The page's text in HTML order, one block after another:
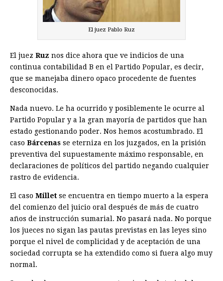
El juez Pablo Ruz
El juez Ruz nos dice ahora que ve indicios de una
continua contabilidad B en el Partido Popular, es decir,
que se manejaba dinero opaco procedente de fuentes
desconocidas.
Nada nuevo. Le ha ocurrido y posiblemente le ocurre al
Partido Popular y a la gran mayoría de partidos que han
estado gestionando poder. Nos hemos acostumbrado. El
caso Bárcenas se eterniza en los juzgados, en la prisión
preventiva del supuestamente máximo responsable, en
declaraciones de políticos del partido negando cualquier
rastro de evidencia.
El caso Millet se encuentra en tiempo muerto a la espera
del comienzo del juicio oral después de más de cuatro
años de instrucción sumarial. No pasará nada. No porque
los jueces no sigan las pautas previstas en las leyes sino
porque el nivel de complicidad y de aceptación de una
sociedad corrupta se ha extendido como si fuera algo muy
normal.